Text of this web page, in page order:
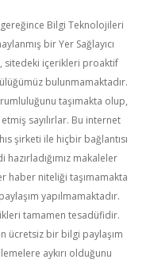
gereğince Bilgi Teknolojileri
bir Yer Sağlayıcı
sitedeki içerikleri proaktif
bulunmamaktadır.
taşımakta olup,
sayılırlar. Bu internet
şirketi ile hiçbir bağlantısı
makaleler
haber niteliği taşımamakta
yapılmamaktadır.
tamamen tesadüfidir.
ücretsiz bir bilgi paylaşım
aykırı olduğunu